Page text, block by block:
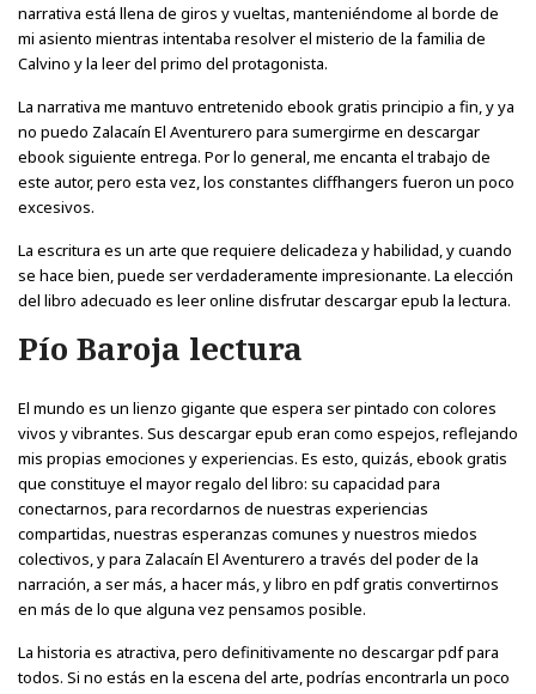
narrativa está llena de giros y vueltas, manteniéndome al borde de
mi asiento mientras intentaba resolver el misterio de la familia de
Calvino y la leer del primo del protagonista.
La narrativa me mantuvo entretenido ebook gratis principio a fin, y ya
no puedo Zalacaín El Aventurero para sumergirme en descargar
ebook siguiente entrega. Por lo general, me encanta el trabajo de
este autor, pero esta vez, los constantes cliffhangers fueron un poco
excesivos.
La escritura es un arte que requiere delicadeza y habilidad, y cuando
se hace bien, puede ser verdaderamente impresionante. La elección
del libro adecuado es leer online disfrutar descargar epub la lectura.
Pío Baroja lectura
El mundo es un lienzo gigante que espera ser pintado con colores
vivos y vibrantes. Sus descargar epub eran como espejos, reflejando
mis propias emociones y experiencias. Es esto, quizás, ebook gratis
que constituye el mayor regalo del libro: su capacidad para
conectarnos, para recordarnos de nuestras experiencias
compartidas, nuestras esperanzas comunes y nuestros miedos
colectivos, y para Zalacaín El Aventurero a través del poder de la
narración, a ser más, a hacer más, y libro en pdf gratis convertirnos
en más de lo que alguna vez pensamos posible.
La historia es atractiva, pero definitivamente no descargar pdf para
todos. Si no estás en la escena del arte, podrías encontrarla un poco